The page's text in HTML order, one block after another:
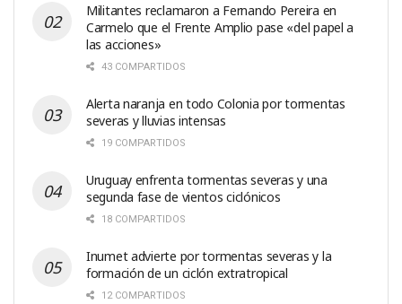
Militantes reclamaron a Fernando Pereira en
Carmelo que el Frente Amplio pase «del papel a
las acciones»
43 COMPARTIDOS
Alerta naranja en todo Colonia por tormentas
severas y lluvias intensas
19 COMPARTIDOS
Uruguay enfrenta tormentas severas y una
segunda fase de vientos ciclónicos
18 COMPARTIDOS
Inumet advierte por tormentas severas y la
formación de un ciclón extratropical
12 COMPARTIDOS